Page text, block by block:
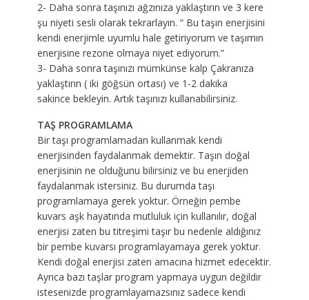
2- Daha sonra taşınızı ağzınıza yaklaştırın ve 3 kere
şu niyeti sesli olarak tekrarlayın. “ Bu taşın enerjisini
kendi enerjimle uyumlu hale getiriyorum ve taşımın
enerjisine rezone olmaya niyet ediyorum.”
3- Daha sonra taşınızı mümkünse kalp Çakranıza
yaklaştırın ( iki göğsün ortası) ve 1-2 dakika
sakince bekleyin. Artık taşınızı kullanabilirsiniz.
TAŞ PROGRAMLAMA
Bir taşı programlamadan kullanmak kendi
enerjisinden faydalanmak demektir. Taşın doğal
enerjisinin ne olduğunu bilirsiniz ve bu enerjiden
faydalanmak istersiniz. Bu durumda taşı
programlamaya gerek yoktur. Örneğin pembe
kuvars aşk hayatında mutluluk için kullanılır, doğal
enerjisi zaten bu titreşimi taşır bu nedenle aldığınız
bir pembe kuvarsı programlayamaya gerek yoktur.
Kendi doğal enerjisi zaten amacına hizmet edecektir.
Ayrıca bazı taşlar program yapmaya uygun değildir
istesenizde programlayamazsınız sadece kendi